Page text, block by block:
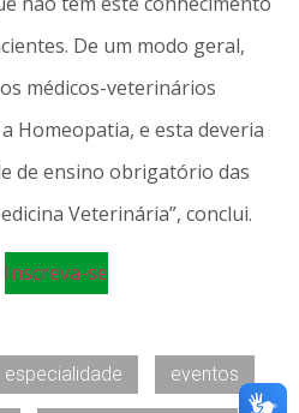
De um modo geral,
médicos-veterinários
Homeopatia, e esta deveria
de ensino obrigatório das
Veterinária”, conclui.
Inscreva-se
especialidade eventos